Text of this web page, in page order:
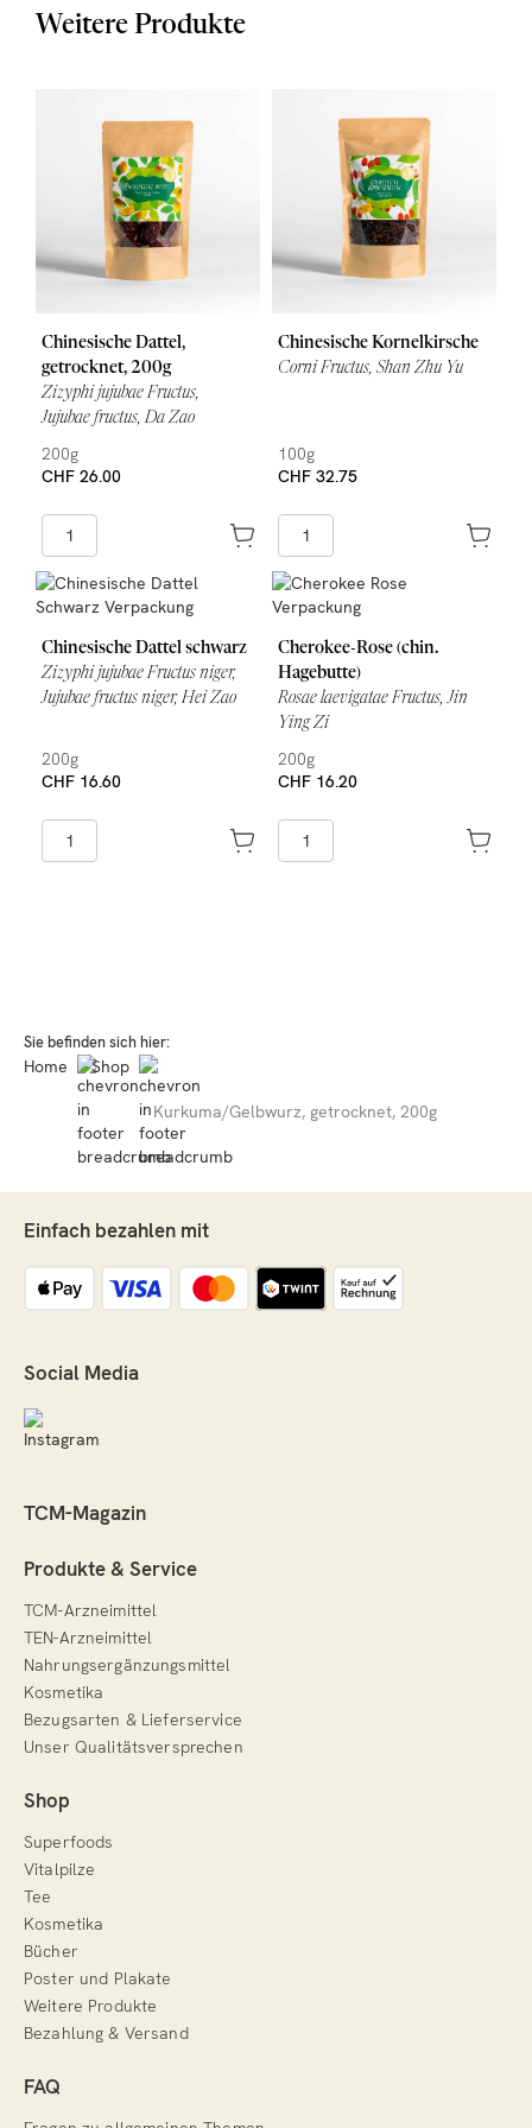
Eiweiss
Weitere Produkte
Chinesische Dattel,
getrocknet, 200g
Zizyphi jujubae Fructus,
Jujubae fructus, Da Zao
200g
CHF 26.00
Chinesische Kornelkirsche
Corni Fructus, Shan Zhu Yu
100g
CHF 32.75
Chinesische Dattel schwarz
Zizyphi jujubae Fructus niger,
Jujubae fructus niger, Hei Zao
200g
CHF 16.60
Cherokee-Rose (chin.
Hagebutte)
Rosae laevigatae Fructus, Jin
Ying Zi
200g
CHF 16.20
Sie befinden sich hier:
Home Shop
Kurkuma/Gelbwurz, getrocknet, 200g
Einfach bezahlen mit
Social Media
TCM-Magazin
Produkte & Service
TCM-Arzneimittel
TEN-Arzneimittel
Nahrungsergänzungsmittel
Kosmetika
Bezugsarten & Lieferservice
Unser Qualitätsversprechen
Shop
Superfoods
Vitalpilze
Tee
Kosmetika
Bücher
Poster und Plakate
Weitere Produkte
Bezahlung & Versand
FAQ